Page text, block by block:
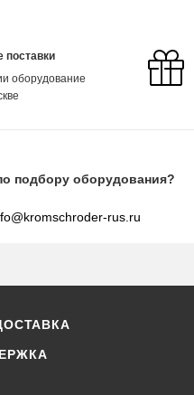
поставки
оборудование
подбору оборудования?
rus.ru